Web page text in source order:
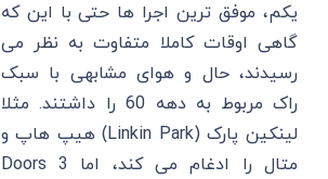
یکم، موفق ترین اجرا ها حتی با این که
گاهی اوقات کاملا متفاوت به نظر می
رسیدند، حال و هوای مشابهی با سبک
راک مربوط به دهه 60 را داشتند. مثلا
لینکین پارک (Linkin Park) هیپ هاپ و
متال را ادغام می کند، اما 3 Doors